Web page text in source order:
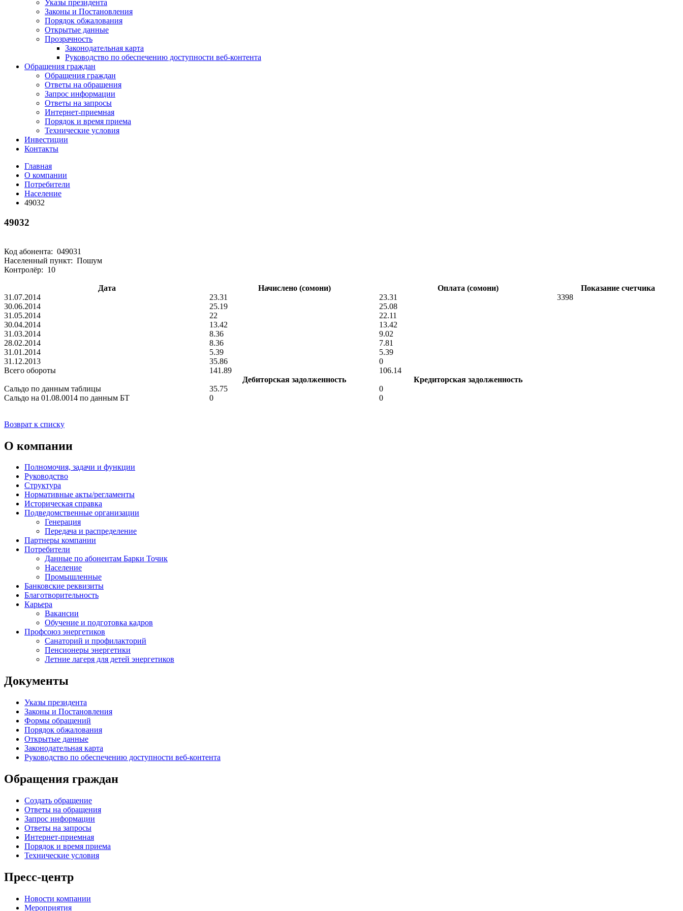
Указы президента
Законы и Постановления
Порядок обжалования
Открытые данные
Прозрачность
Законодательная карта
Руководство по обеспечению доступности веб-контента
Обращения граждан
Обращения граждан
Ответы на обращения
Запрос информации
Ответы на запросы
Интернет-приемная
Порядок и время приема
Технические условия
Инвестиции
Контакты
Главная
О компании
Потребители
Население
49032
49032
Код абонента: 049031
Населенный пункт: Пошум
Контролёр: 10
Дата Начислено (сомони) Оплата (сомони)
Показание счетчика
31.07.2014
23.31 23.31
3398
30.06.2014
25.19
25.08
31.05.2014
22
22.11
30.04.2014
13.42
13.42
31.03.2014
8.36
9.02
28.02.2014
8.36
7.81
31.01.2014
5.39
5.39
31.12.2013
35.86
0
Всего обороты
141.89
106.14
Дебиторская задолженность
Кредиторская задолженность
Сальдо по данным таблицы
35.75
0
Сальдо на 01.08.0014 по данным БТ
0 0
Возврат к списку
О компании
Полномочия, задачи и функции
Руководство
Структура
Нормативные акты/регламенты
Историческая справка
Подведомственные организации
Генерация
Передача и распределение
Партнеры компании
Потребители
Данные по абонентам Барки Точик
Население
Промышленные
Банковские реквизиты
Благотворительность
Карьера
Вакансии
Обучение и подготовка кадров
Профсоюз энергетиков
Санаторий и профилакторий
Пенсионеры энергетики
Летние лагеря для детей энергетиков
Документы
Указы президента
Законы и Постановления
Формы обращений
Порядок обжалования
Открытые данные
Законодательная карта
Руководство по обеспечению доступности веб-контента
Обращения граждан
Создать обращение
Ответы на обращения
Запрос информации
Ответы на запросы
Интернет-приемная
Порядок и время приема
Технические условия
Пресс-центр
Новости компании
Мероприятия